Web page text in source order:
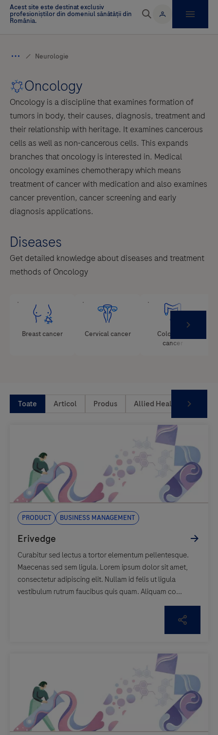
Oncology
Oncology is a discipline that examines formation of
tumors in body, their causes, diagnosis, treatment and
their relationship with heritage. It examines cancerous
cells as well as non-cancerous cells. This expands
branches that oncology is interested in. Medical
oncology examines chemotherapy which means
treatment of cancer with medication and also examines
cancer prevention, cancer screening and early
diagnosis applications.
Diseases
Get detailed knowledge about diseases and treatment
methods of Oncology